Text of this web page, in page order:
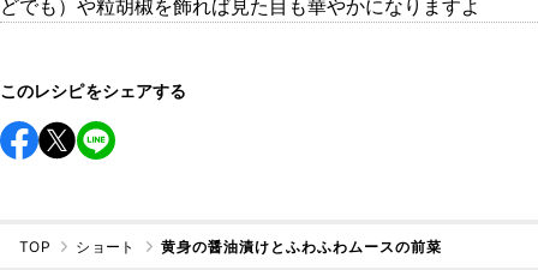
どでも）や粒胡椒を飾れば見た目も華やかになりますよ
このレシピをシェアする
TOP ショート 黄身の醤油漬けとふわふわムースの前菜